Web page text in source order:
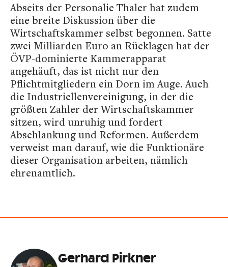
Abseits der Personalie Thaler hat zudem
eine breite Diskussion über die
Wirtschaftskammer selbst begonnen. Satte
zwei Milliarden Euro an Rücklagen hat der
ÖVP-dominierte Kammerapparat
angehäuft, das ist nicht nur den
Pflichtmitgliedern ein Dorn im Auge. Auch
die Industriellenvereinigung, in der die
größten Zahler der Wirtschaftskammer
sitzen, wird unruhig und fordert
Abschlankung und Reformen. Außerdem
verweist man darauf, wie die Funktionäre
dieser Organisation arbeiten, nämlich
ehrenamtlich.
Gerhard Pirkner